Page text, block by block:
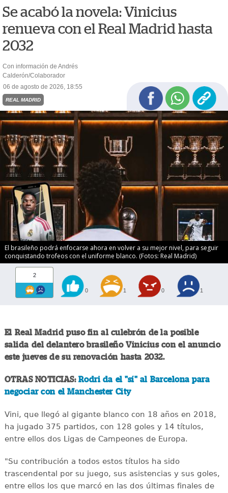
Se acabó la novela: Vinicius
renueva con el Real Madrid hasta
2032
Con información de Andrés
Calderón/Colaborador
06 de agosto de 2026, 18:55
REAL MADRID
El brasileño podrá enfocarse ahora en volver a su mejor nivel, para seguir
conquistando trofeos con el uniforme blanco. (Fotos: Real Madrid)
2
0 1 0 1
El Real Madrid puso fin al culebrón de la posible
salida del delantero brasileño Vinicius con el anuncio
este jueves de su renovación hasta 2032.
OTRAS NOTICIAS: Rodri da el "sí" al Barcelona para
negociar con el Manchester City
Vini, que llegó al gigante blanco con 18 años en 2018,
ha jugado 375 partidos, con 128 goles y 14 títulos,
entre ellos dos Ligas de Campeones de Europa.
"Su contribución a todos estos títulos ha sido
trascendental por su juego, sus asistencias y sus goles,
entre ellos los que marcó en las dos últimas finales de